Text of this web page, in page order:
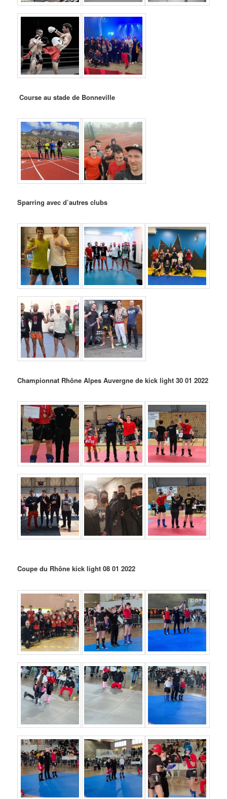
Course au stade de Bonneville
Sparring avec d’autres clubs
Championnat Rhône Alpes Auvergne de kick light 30 01 2022
Coupe du Rhône kick light 08 01 2022